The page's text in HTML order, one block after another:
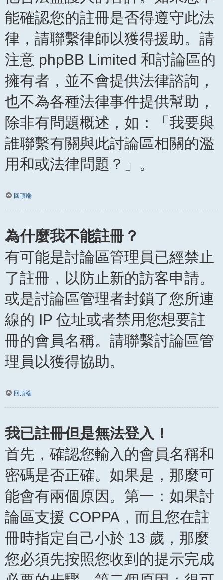
能確認您的註冊是否得遵守此法
律，請聯繫律師以獲得援助。請
注意 phpBB Limited 和討論區的
擁有者，並不會提供法律諮詢，
也不為各種法律事件提供幫助，
除非有問題概述，如：「我要與
誰聯繫有關與此討論區相關的濫
用和或法律問題？」。
回頂端
為什麼我不能註冊？
有可能是討論區管理員已經禁止
了註冊，以防止新的訪客申請。
或是討論區管理者封鎖了您所連
線的 IP 位址或者禁用您想要註
冊的會員名稱。請聯繫討論區管
理員以獲得協助。
回頂端
我已註冊但是無法登入！
首先，確認您輸入的會員名稱和
密碼是否正確。如果是，那麼可
能會有兩個原因。第一：如果討
論區支援 COPPA，而且您在註
冊時指定自己小於 13 歲，那麼
您必須先按照您收到的提示完成